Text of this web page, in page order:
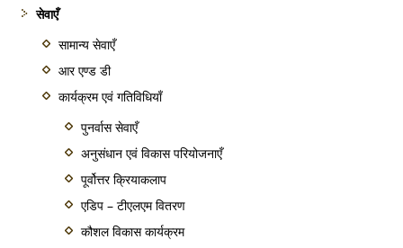
सेवाएँ
सामान्य सेवाएँ
आर एण्ड डी
कार्यक्रम एवं गतिविधियाँ
पुनर्वास सेवाएँ
अनुसंधान एवं विकास परियोजनाएँ
पूर्वोत्तर क्रियाकलाप
एडिप – टीएलएम वितरण
कौशल विकास कार्यक्रम